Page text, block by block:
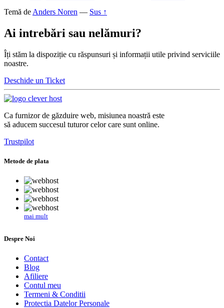
Temă de Anders Noren — Sus ↑
Ai intrebări sau nelămuri?
Îți stăm la dispoziție cu răspunsuri și informații utile privind serviciile
noastre.
Deschide un Ticket
Ca furnizor de găzduire web, misiunea noastră este
să aducem succesul tuturor celor care sunt online.
Trustpilot
Metode de plata
mai mult
Despre Noi
Contact
Blog
Afiliere
Contul meu
Termeni & Conditii
Protectia Datelor Personale